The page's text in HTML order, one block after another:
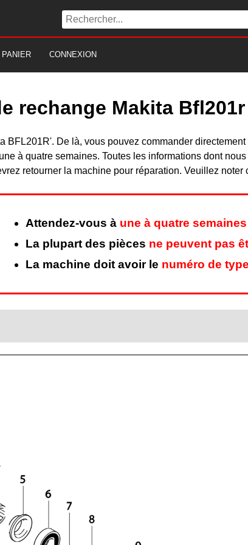
PANIER CONNEXION
rechange Makita Bfl201r
De là, vous pouvez commander
à quatre semaines. Toutes les informations dont
retourner la machine pour réparation. Veuillez noter
Attendez-vous à une à quatre semaines
La plupart des pièces ne peuvent pas
La machine doit avoir le numéro de